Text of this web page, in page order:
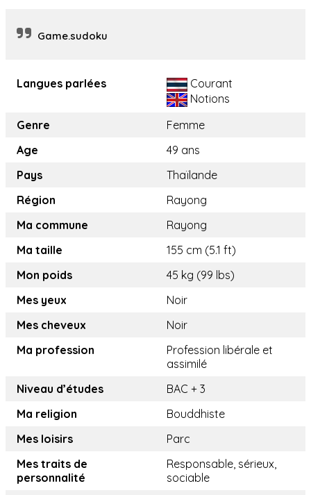
Game.sudoku
Langues parlées
Courant
Notions
Genre
Femme
Age
49 ans
Pays
Thaïlande
Région
Rayong
Ma commune
Rayong
Ma taille
155 cm (5.1 ft)
Mon poids
45 kg (99 lbs)
Mes yeux
Noir
Mes cheveux
Noir
Ma profession
Profession libérale et
assimilé
Niveau d’études
BAC + 3
Ma religion
Bouddhiste
Mes loisirs
Parc
Mes traits de
personnalité
Responsable, sérieux,
sociable